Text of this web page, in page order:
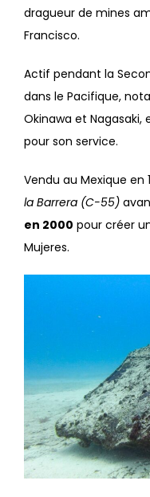
dragueur de mines
Francisco.
Actif pendant la
dans le Pacifique,
Okinawa et Nagasaki,
pour son service.
Vendu au Mexique en
la Barrera (C-55)
en 2000 pour créer
Mujeres.